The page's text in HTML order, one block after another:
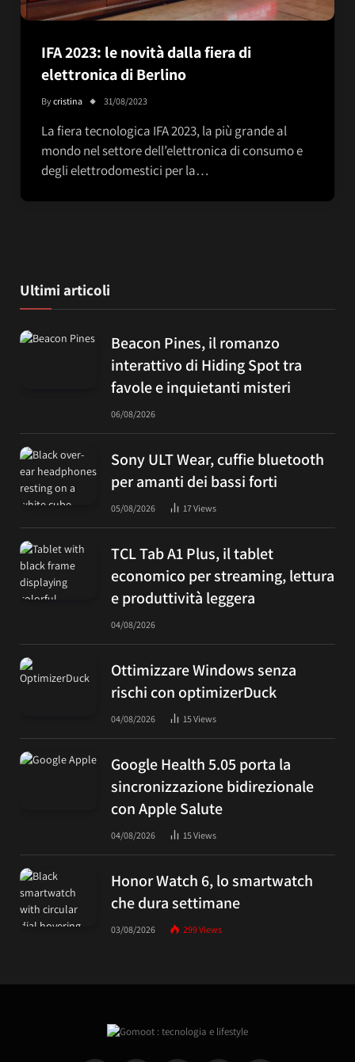
IFA 2023: le novità dalla fiera di
elettronica di Berlino
Bycristina 31/08/2023
La fiera tecnologica IFA 2023, la più grande al
mondo nel settore dell’elettronica di consumo e
degli elettrodomestici per la…
Ultimi articoli
Beacon Pines, il romanzo
interattivo di Hiding Spot tra
favole e inquietanti misteri
06/08/2026
Sony ULT Wear, cuffie bluetooth
per amanti dei bassi forti
05/08/2026 17Views
TCL Tab A1 Plus, il tablet
economico per streaming, lettura
e produttività leggera
04/08/2026
Ottimizzare Windows senza
rischi con optimizerDuck
04/08/2026 15Views
Google Health 5.05 porta la
sincronizzazione bidirezionale
con Apple Salute
04/08/2026 15Views
Honor Watch 6, lo smartwatch
che dura settimane
03/08/2026 299Views